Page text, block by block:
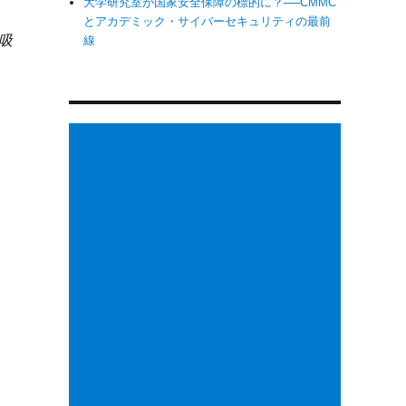
とアカデミック・サイバーセキュリティの最前
線